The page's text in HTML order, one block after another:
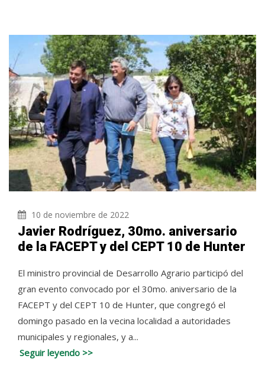
10 de noviembre de 2022
Javier Rodríguez, 30mo. aniversario
de la FACEPT y del CEPT 10 de Hunter
El ministro provincial de Desarrollo Agrario participó del
gran evento convocado por el 30mo. aniversario de la
FACEPT y del CEPT 10 de Hunter, que congregó el
domingo pasado en la vecina localidad a autoridades
municipales y regionales, y a...
Seguir leyendo >>